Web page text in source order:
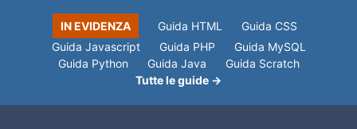
IN EVIDENZA Guida HTML
Guida CSS
Guida Javascript
Guida PHP
Guida MySQL
Guida Python
Guida Java
Guida Scratch
Tutte le guide →